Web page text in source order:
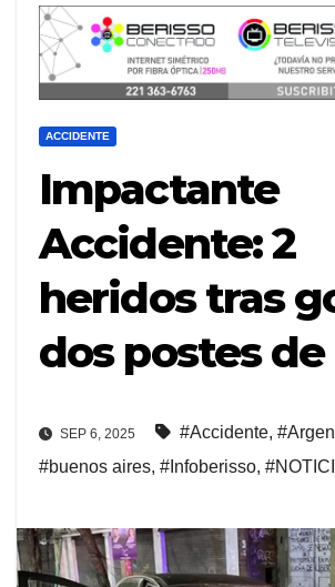
ACCIDENTE
Impactante
Accidente: 2
heridos tras
dos postes de
SEP 6, 2025 #Accidente,
#buenos aires, #Infoberisso,